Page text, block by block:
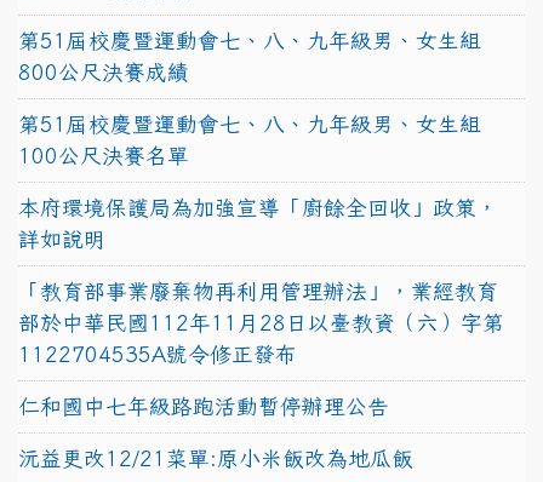
第51屆校慶暨運動會七、八、九年級男、女生組
800公尺決賽成績
第51屆校慶暨運動會七、八、九年級男、女生組
100公尺決賽名單
本府環境保護局為加強宣導「廚餘全回收」政策，
詳如說明
「教育部事業廢棄物再利用管理辦法」，業經教育
部於中華民國112年11月28日以臺教資（六）字第
1122704535A號令修正發布
仁和國中七年級路跑活動暫停辦理公告
沅益更改12/21菜單:原小米飯改為地瓜飯